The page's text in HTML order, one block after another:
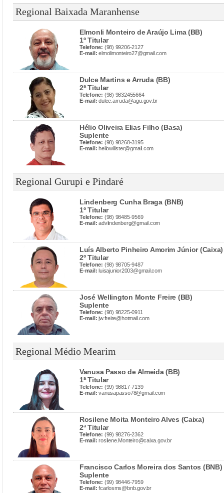
Regional Baixada Maranhense
Elmonli Monteiro de Araújo Lima (BB)
1º Titular
Telefone: (98) 99206-2127
E-mail: elmolimonteiro27@gmail.com
Dulce Martins e Arruda (BB)
2ª Titular
Telefone: (98) 9832455664
E-mail: dulce.arruda@agu.gov.br
Hélio Oliveira Elias Filho (Basa)
Suplente
Telefone: (98) 98268-3195
E-mail: heliowillster@gmail.com
Regional Gurupi e Pindaré
Lindenberg Cunha Braga (BNB)
1º Titular
Telefone: (98) 98485-9569
E-mail: advlindenberg@gmail.com
Luís Alberto Pinheiro Amorim Júnior (Caixa)
2º Titular
Telefone: (98) 98705-9487
E-mail: luisajunior2003@gmail.com
José Wellington Monte Freire (BB)
Suplente
Telefone: (98) 98225-0911
E-mail: jw.freire@hotmail.com
Regional Médio Mearim
Vanusa Passo de Almeida (BB)
1ª Titular
Telefone: (99) 98817-7139
E-mail: vanusapasso78@gmail.com
Rosilene Moita Monteiro Alves (Caixa)
2ª Titular
Telefone: (99) 98276-2362
E-mail: rosilene.Monteiro@caixa.gov.br
Francisco Carlos Moreira dos Santos (BNB)
Suplente
Telefone: (99) 98446-7959
E-mail: fcarlosms@bnb.gov.br